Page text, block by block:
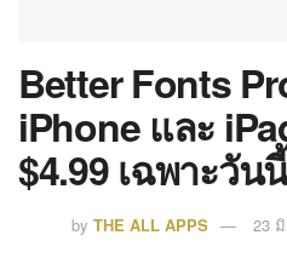
Better Fonts
iPhone และ
$4.99 เฉพาะวัน
by THE ALL APPS 23